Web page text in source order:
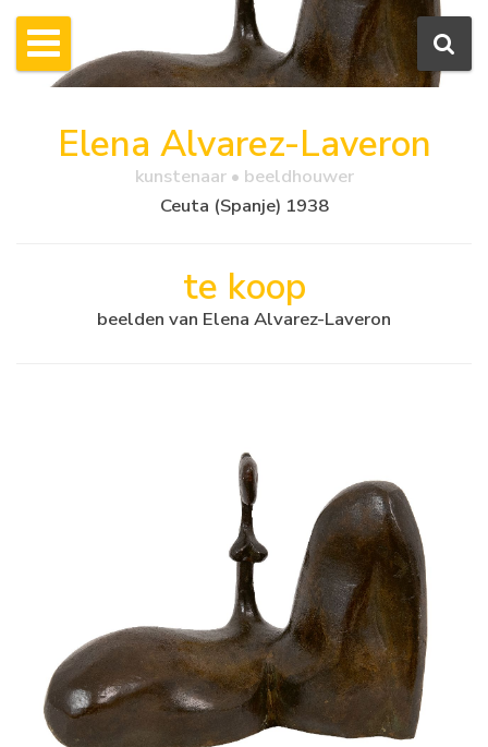
Elena Alvarez-Laveron
kunstenaar • beeldhouwer
Ceuta (Spanje) 1938
te koop
beelden van Elena Alvarez-Laveron